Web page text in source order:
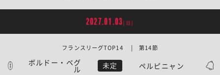
2027.01.03[日]
ボルドー・ベグ
ル 未定 ペルピニャン
フランスリーグTOP14 | 第14節